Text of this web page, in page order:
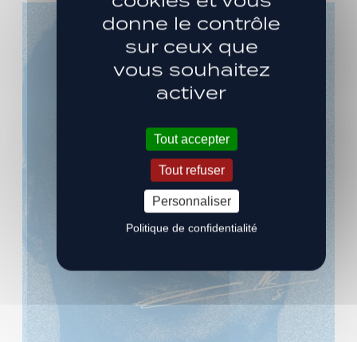
donne le contrôle
sur ceux que
vous souhaitez
activer
Tout accepter
Tout refuser
Personnaliser
Politique de confidentialité